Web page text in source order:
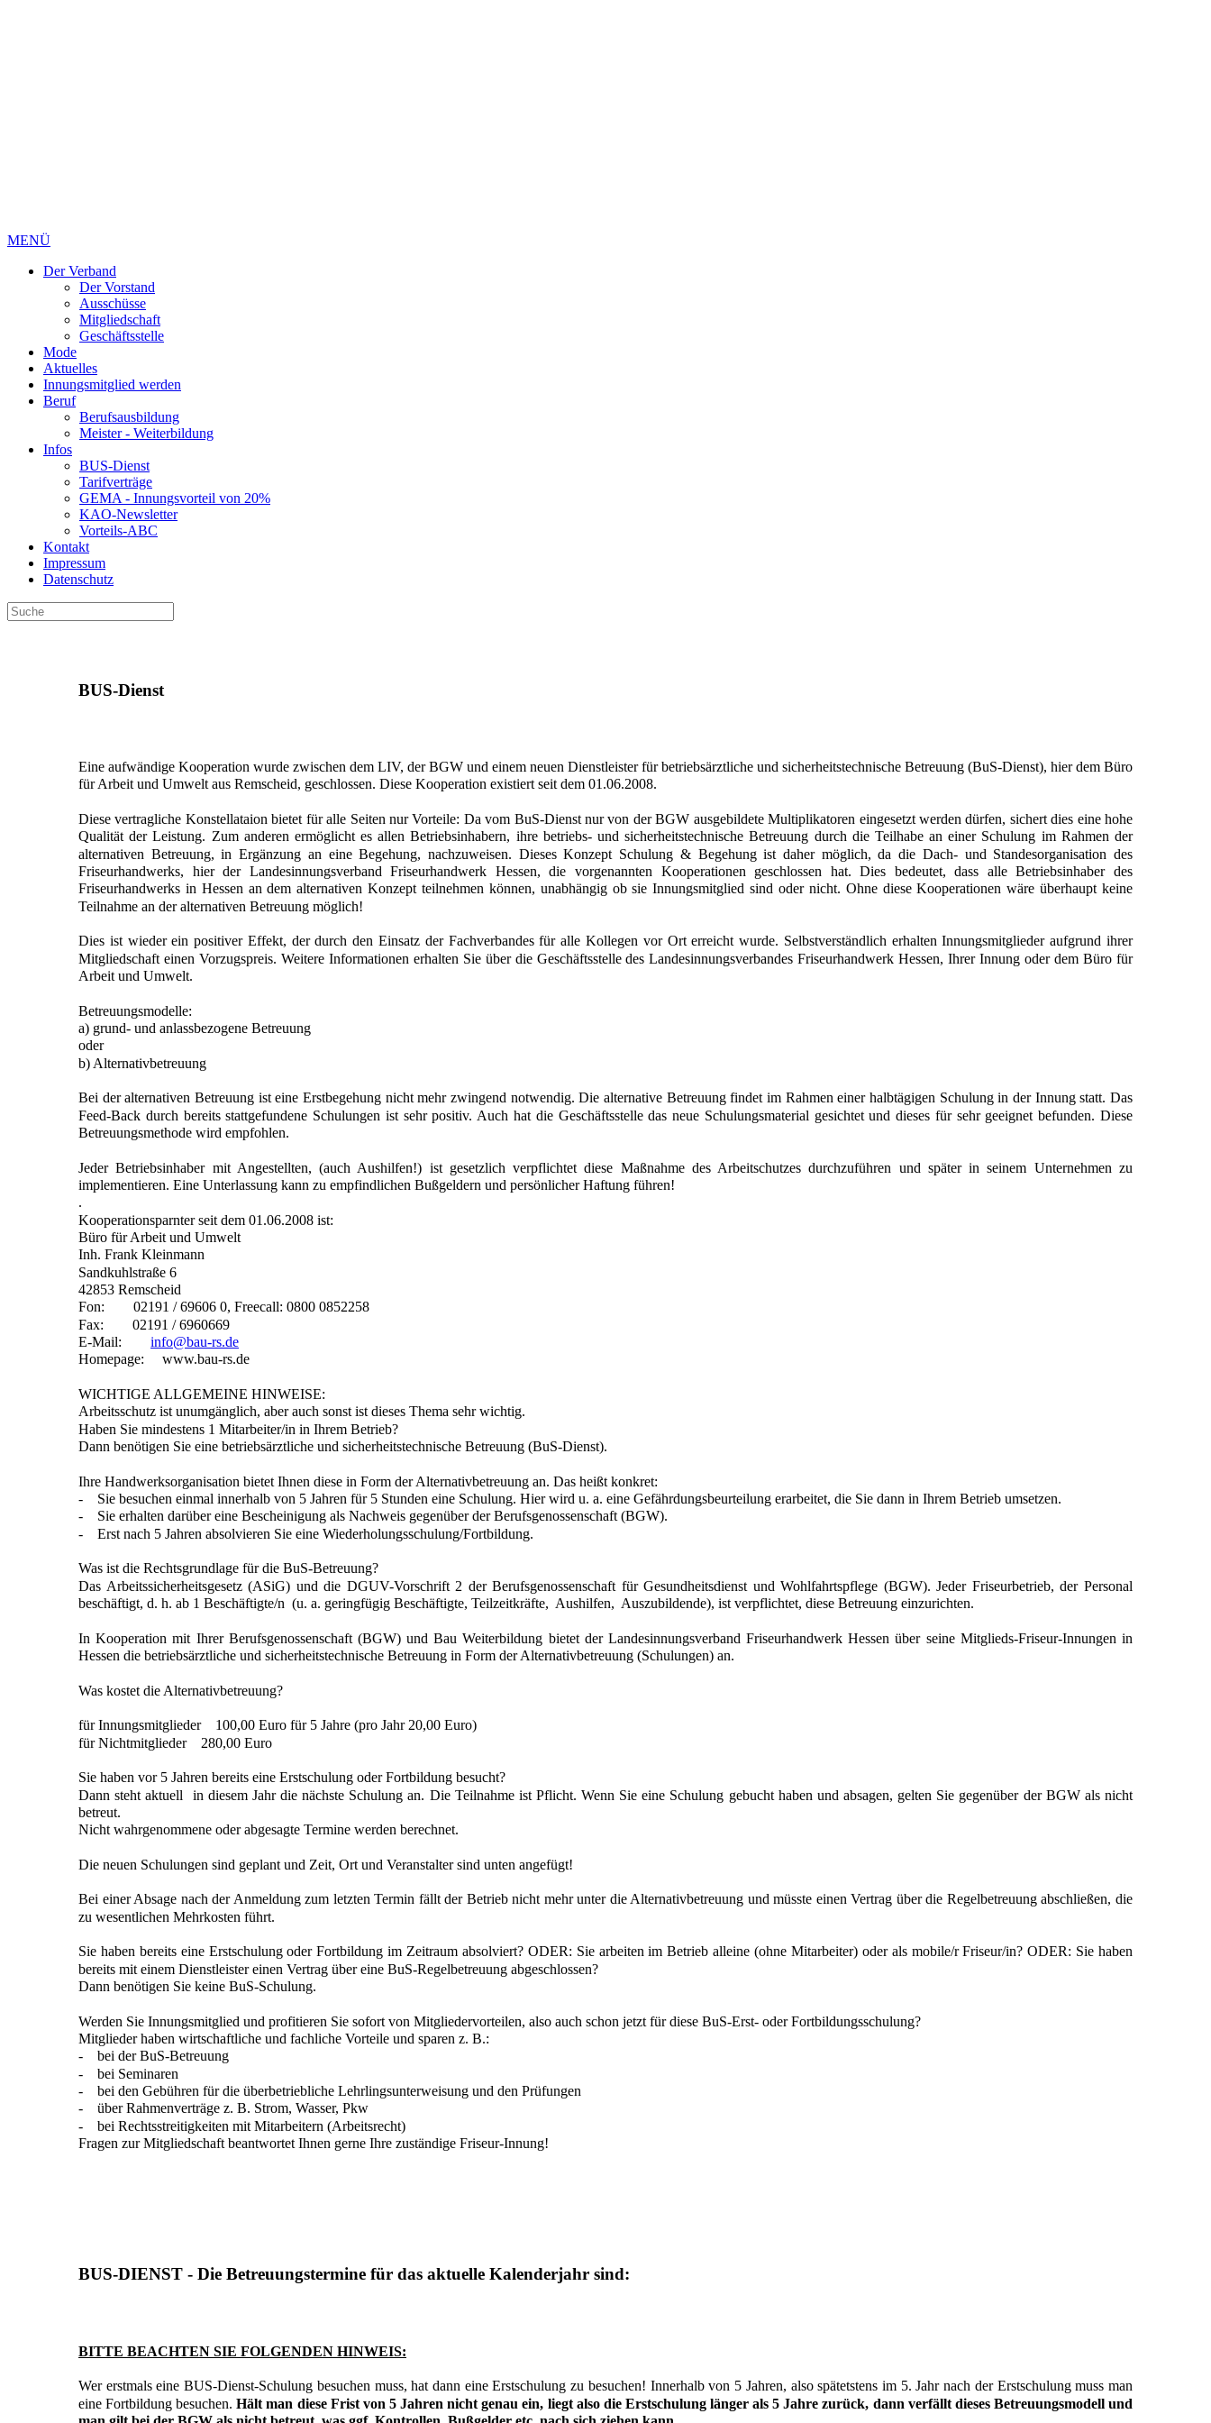
MENÜ
Der Verband
Der Vorstand
Ausschüsse
Mitgliedschaft
Geschäftsstelle
Mode
Aktuelles
Innungsmitglied werden
Beruf
Berufsausbildung
Meister - Weiterbildung
Infos
BUS-Dienst
Tarifverträge
GEMA - Innungsvorteil von 20%
KAO-Newsletter
Vorteils-ABC
Kontakt
Impressum
Datenschutz
BUS-Dienst
Eine aufwändige Kooperation wurde zwischen dem LIV, der BGW und einem neuen Dienstleister für betriebsärztliche und sicherheitstechnische Betreuung (BuS-Dienst), hier dem Büro
für Arbeit und Umwelt aus Remscheid, geschlossen. Diese Kooperation existiert seit dem 01.06.2008.
Diese vertragliche Konstellataion bietet für alle Seiten nur Vorteile: Da vom BuS-Dienst nur von der BGW ausgebildete Multiplikatoren eingesetzt werden dürfen, sichert dies eine hohe
Qualität der Leistung. Zum anderen ermöglicht es allen Betriebsinhabern, ihre betriebs- und sicherheitstechnische Betreuung durch die Teilhabe an einer Schulung im Rahmen der
alternativen Betreuung, in Ergänzung an eine Begehung, nachzuweisen. Dieses Konzept Schulung & Begehung ist daher möglich, da die Dach- und Standesorganisation des
Friseurhandwerks, hier der Landesinnungsverband Friseurhandwerk Hessen, die vorgenannten Kooperationen geschlossen hat. Dies bedeutet, dass alle Betriebsinhaber des
Friseurhandwerks in Hessen an dem alternativen Konzept teilnehmen können, unabhängig ob sie Innungsmitglied sind oder nicht. Ohne diese Kooperationen wäre überhaupt keine
Teilnahme an der alternativen Betreuung möglich!
Dies ist wieder ein positiver Effekt, der durch den Einsatz der Fachverbandes für alle Kollegen vor Ort erreicht wurde. Selbstverständlich erhalten Innungsmitglieder aufgrund ihrer
Mitgliedschaft einen Vorzugspreis. Weitere Informationen erhalten Sie über die Geschäftsstelle des Landesinnungsverbandes Friseurhandwerk Hessen, Ihrer Innung oder dem Büro für
Arbeit und Umwelt.
Betreuungsmodelle:
a) grund- und anlassbezogene Betreuung
oder
b) Alternativbetreuung
Bei der alternativen Betreuung ist eine Erstbegehung nicht mehr zwingend notwendig. Die alternative Betreuung findet im Rahmen einer halbtägigen Schulung in der Innung statt. Das
Feed-Back durch bereits stattgefundene Schulungen ist sehr positiv. Auch hat die Geschäftsstelle das neue Schulungsmaterial gesichtet und dieses für sehr geeignet befunden. Diese
Betreuungsmethode wird empfohlen.
Jeder Betriebsinhaber mit Angestellten, (auch Aushilfen!) ist gesetzlich verpflichtet diese Maßnahme des Arbeitschutzes durchzuführen und später in seinem Unternehmen zu
implementieren. Eine Unterlassung kann zu empfindlichen Bußgeldern und persönlicher Haftung führen!
.
Kooperationsparnter seit dem 01.06.2008 ist:
Büro für Arbeit und Umwelt
Inh. Frank Kleinmann
Sandkuhlstraße 6
42853 Remscheid
Fon: 02191 / 69606 0, Freecall: 0800 0852258
Fax: 02191 / 6960669
E-Mail: info@bau-rs.de
Homepage: www.bau-rs.de
WICHTIGE ALLGEMEINE HINWEISE:
Arbeitsschutz ist unumgänglich, aber auch sonst ist dieses Thema sehr wichtig.
Haben Sie mindestens 1 Mitarbeiter/in in Ihrem Betrieb?
Dann benötigen Sie eine betriebsärztliche und sicherheitstechnische Betreuung (BuS-Dienst).
Ihre Handwerksorganisation bietet Ihnen diese in Form der Alternativbetreuung an. Das heißt konkret:
- Sie besuchen einmal innerhalb von 5 Jahren für 5 Stunden eine Schulung. Hier wird u. a. eine Gefährdungsbeurteilung erarbeitet, die Sie dann in Ihrem Betrieb umsetzen.
- Sie erhalten darüber eine Bescheinigung als Nachweis gegenüber der Berufsgenossenschaft (BGW).
- Erst nach 5 Jahren absolvieren Sie eine Wiederholungsschulung/Fortbildung.
Was ist die Rechtsgrundlage für die BuS-Betreuung?
Das Arbeitssicherheitsgesetz (ASiG) und die DGUV-Vorschrift 2 der Berufsgenossenschaft für Gesundheitsdienst und Wohlfahrtspflege (BGW). Jeder Friseurbetrieb, der Personal
beschäftigt, d. h. ab 1 Beschäftigte/n (u. a. geringfügig Beschäftigte, Teilzeitkräfte, Aushilfen, Auszubildende), ist verpflichtet, diese Betreuung einzurichten.
In Kooperation mit Ihrer Berufsgenossenschaft (BGW) und Bau Weiterbildung bietet der Landesinnungsverband Friseurhandwerk Hessen über seine Mitglieds-Friseur-Innungen in
Hessen die betriebsärztliche und sicherheitstechnische Betreuung in Form der Alternativbetreuung (Schulungen) an.
Was kostet die Alternativbetreuung?
für Innungsmitglieder 100,00 Euro für 5 Jahre (pro Jahr 20,00 Euro)
für Nichtmitglieder 280,00 Euro
Sie haben vor 5 Jahren bereits eine Erstschulung oder Fortbildung besucht?
Dann steht aktuell in diesem Jahr die nächste Schulung an. Die Teilnahme ist Pflicht. Wenn Sie eine Schulung gebucht haben und absagen, gelten Sie gegenüber der BGW als nicht
betreut.
Nicht wahrgenommene oder abgesagte Termine werden berechnet.
Die neuen Schulungen sind geplant und Zeit, Ort und Veranstalter sind unten angefügt!
Bei einer Absage nach der Anmeldung zum letzten Termin fällt der Betrieb nicht mehr unter die Alternativbetreuung und müsste einen Vertrag über die Regelbetreuung abschließen, die
zu wesentlichen Mehrkosten führt.
Sie haben bereits eine Erstschulung oder Fortbildung im Zeitraum absolviert? ODER: Sie arbeiten im Betrieb alleine (ohne Mitarbeiter) oder als mobile/r Friseur/in? ODER: Sie haben
bereits mit einem Dienstleister einen Vertrag über eine BuS-Regelbetreuung abgeschlossen?
Dann benötigen Sie keine BuS-Schulung.
Werden Sie Innungsmitglied und profitieren Sie sofort von Mitgliedervorteilen, also auch schon jetzt für diese BuS-Erst- oder Fortbildungsschulung?
Mitglieder haben wirtschaftliche und fachliche Vorteile und sparen z. B.:
- bei der BuS-Betreuung
- bei Seminaren
- bei den Gebühren für die überbetriebliche Lehrlingsunterweisung und den Prüfungen
- über Rahmenverträge z. B. Strom, Wasser, Pkw
- bei Rechtsstreitigkeiten mit Mitarbeitern (Arbeitsrecht)
Fragen zur Mitgliedschaft beantwortet Ihnen gerne Ihre zuständige Friseur-Innung!
BUS-DIENST - Die Betreuungstermine für das aktuelle Kalenderjahr sind:
BITTE BEACHTEN SIE FOLGENDEN HINWEIS:
Wer erstmals eine BUS-Dienst-Schulung besuchen muss, hat dann eine Erstschulung zu besuchen! Innerhalb von 5 Jahren, also spätetstens im 5. Jahr nach der Erstschulung muss man
eine Fortbildung besuchen.Hält man diese Frist von 5 Jahren nicht genau ein, liegt also die Erstschulung länger als 5 Jahre zurück, dann verfällt dieses Betreuungsmodell und